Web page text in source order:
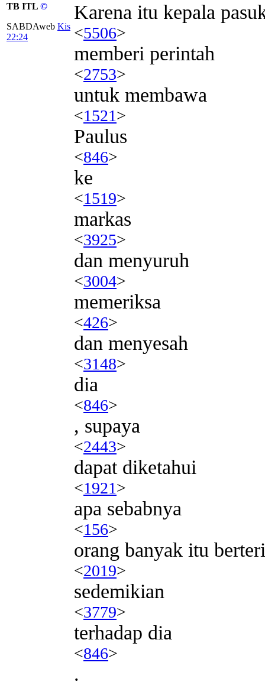
TB ITL ©
SABDAweb Kis
22:24
Karena itu kepala
<5506>
memberi perintah
<2753>
untuk membawa
<1521>
Paulus
<846>
ke
<1519>
markas
<3925>
dan menyuruh
<3004>
memeriksa
<426>
dan menyesah
<3148>
dia
<846>
, supaya
<2443>
dapat diketahui
<1921>
apa sebabnya
<156>
orang banyak itu
<2019>
sedemikian
<3779>
terhadap dia
<846>
.